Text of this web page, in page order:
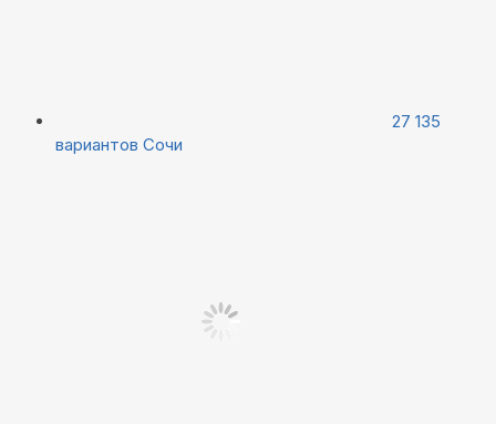
27 135
вариантов Сочи